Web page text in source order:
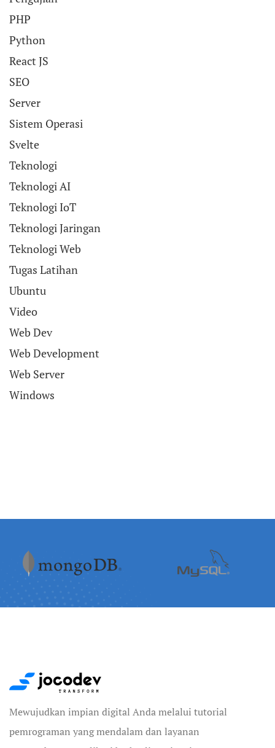
PHP
Python
React JS
SEO
Server
Sistem Operasi
Svelte
Teknologi
Teknologi AI
Teknologi IoT
Teknologi Jaringan
Teknologi Web
Tugas Latihan
Ubuntu
Video
Web Dev
Web Development
Web Server
Windows
Mewujudkan impian digital Anda melalui tutorial
pemrograman yang mendalam dan layanan